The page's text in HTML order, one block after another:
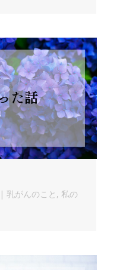
| 乳がんのこと , 私の